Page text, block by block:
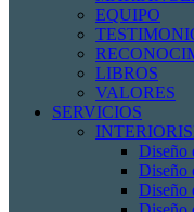
EQUIPO
LIBROS
VALORES
SERVICIOS
Diseño
Diseño
Diseño